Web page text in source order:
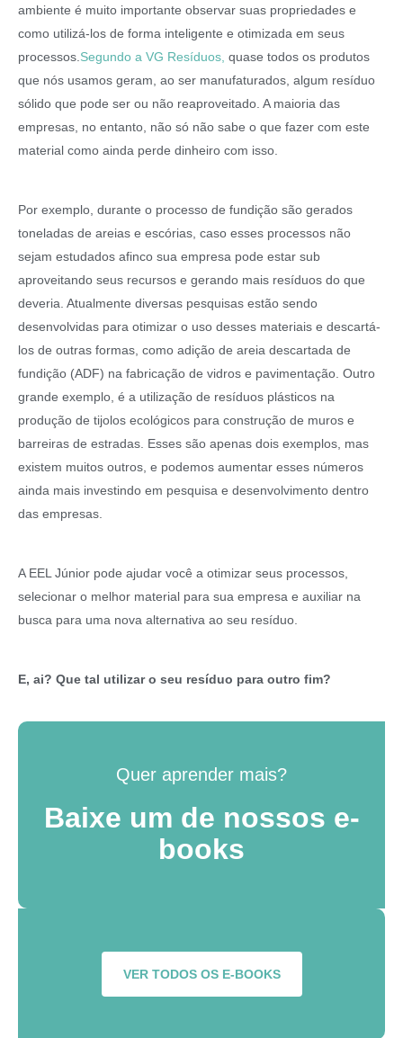
ambiente é muito importante observar suas propriedades e
como utilizá-los de forma inteligente e otimizada em seus
processos. Segundo a VG Resíduos, quase todos os produtos
que nós usamos geram, ao ser manufaturados, algum resíduo
sólido que pode ser ou não reaproveitado. A maioria das
empresas, no entanto, não só não sabe o que fazer com este
material como ainda perde dinheiro com isso.
Por exemplo, durante o processo de fundição são gerados
toneladas de areias e escórias, caso esses processos não
sejam estudados afinco sua empresa pode estar sub
aproveitando seus recursos e gerando mais resíduos do que
deveria. Atualmente diversas pesquisas estão sendo
desenvolvidas para otimizar o uso desses materiais e descartá-
los de outras formas, como adição de areia descartada de
fundição (ADF) na fabricação de vidros e pavimentação. Outro
grande exemplo, é a utilização de resíduos plásticos na
produção de tijolos ecológicos para construção de muros e
barreiras de estradas. Esses são apenas dois exemplos, mas
existem muitos outros, e podemos aumentar esses números
ainda mais investindo em pesquisa e desenvolvimento dentro
das empresas.
A EEL Júnior pode ajudar você a otimizar seus processos,
selecionar o melhor material para sua empresa e auxiliar na
busca para uma nova alternativa ao seu resíduo.
E, ai? Que tal utilizar o seu resíduo para outro fim?
Quer aprender mais?
Baixe um de nossos e-
books
VER TODOS OS E-BOOKS